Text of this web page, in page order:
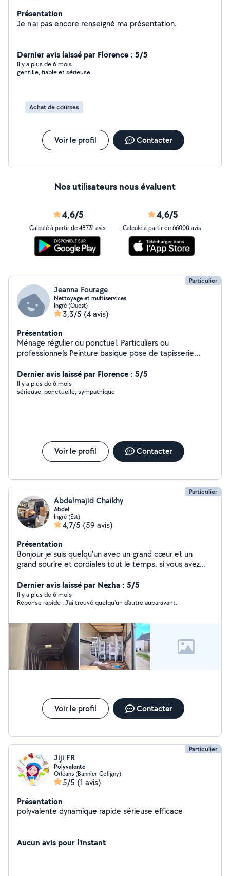
Présentation
Je n'ai pas encore renseigné ma présentation.
Dernier avis laissé par Florence : 5/5
Il y a plus de 6 mois
gentille, fiable et sérieuse
Achat de courses
Voir le profil Contacter
Nos utilisateurs nous évaluent
4,6/5
Calculé à partir de 48731 avis
4,6/5
Calculé à partir de 66000 avis
Particulier
Jeanna Fourage
Nettoyage et multiservices
Ingré (Ouest)
3,3/5 (4 avis)
Présentation
Ménage régulier ou ponctuel. Particuliers ou
professionnels Peinture basique pose de tapisserie
Dernier avis laissé par Florence : 5/5
Il y a plus de 6 mois
sérieuse, ponctuelle, sympathique
Voir le profil Contacter
Particulier
Abdelmajid Chaikhy
Abdel
Ingré (Est)
4,7/5 (59 avis)
Présentation
Bonjour je suis quelqu'un avec un grand cœur et un
grand sourire et cordiales tout le temps, si vous avez
assurée. Cordialement
Dernier avis laissé par Nezha : 5/5
Il y a plus de 6 mois
Réponse rapide . J'ai trouvé quelqu'un d'autre auparavant.
Voir le profil Contacter
Particulier
Jiji FR
Polyvalente
Orléans (Bannier-Coligny)
5/5 (1 avis)
Présentation
polyvalente dynamique rapide sérieuse efficace
Aucun avis pour l'instant